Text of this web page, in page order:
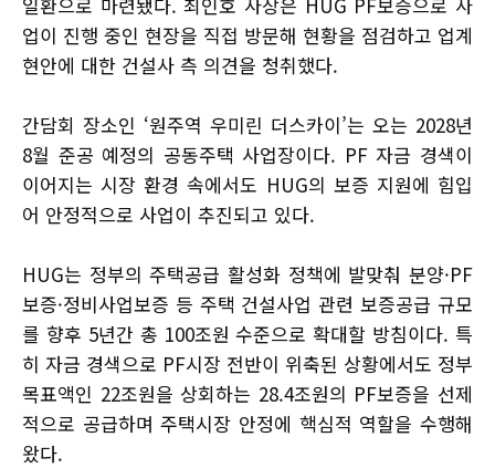
업이 진행 중인 현장을 직접 방문해 현황을 점검하고 업계
현안에 대한 건설사 측 의견을 청취했다.
간담회 장소인 ‘원주역 우미린 더스카이’는 오는 2028년
8월 준공 예정의 공동주택 사업장이다. PF 자금 경색이
이어지는 시장 환경 속에서도 HUG의 보증 지원에 힘입
어 안정적으로 사업이 추진되고 있다.
HUG는 정부의 주택공급 활성화 정책에 발맞춰 분양·PF
보증·정비사업보증 등 주택 건설사업 관련 보증공급 규모
를 향후 5년간 총 100조원 수준으로 확대할 방침이다. 특
히 자금 경색으로 PF시장 전반이 위축된 상황에서도 정부
목표액인 22조원을 상회하는 28.4조원의 PF보증을 선제
적으로 공급하며 주택시장 안정에 핵심적 역할을 수행해
왔다.